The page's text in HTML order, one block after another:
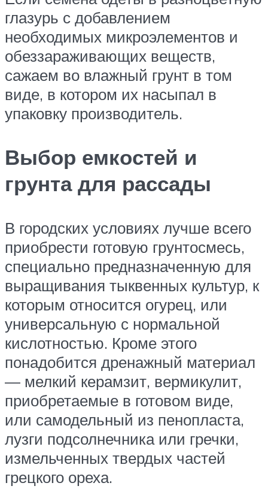
глазурь с добавлением
необходимых микроэлементов и
обеззараживающих веществ,
сажаем во влажный грунт в том
виде, в котором их насыпал в
упаковку производитель.
Выбор емкостей и
грунта для рассады
В городских условиях лучше всего
приобрести готовую грунтосмесь,
специально предназначенную для
выращивания тыквенных культур, к
которым относится огурец, или
универсальную с нормальной
кислотностью. Кроме этого
понадобится дренажный материал
— мелкий керамзит, вермикулит,
приобретаемые в готовом виде,
или самодельный из пенопласта,
лузги подсолнечника или гречки,
измельченных твердых частей
грецкого ореха.